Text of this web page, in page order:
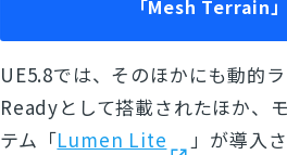
「Mesh Terrain
UE5.8では、そのほかにも動的
Readyとして搭載されたほか、
テム「Lumen Lite 」が導入